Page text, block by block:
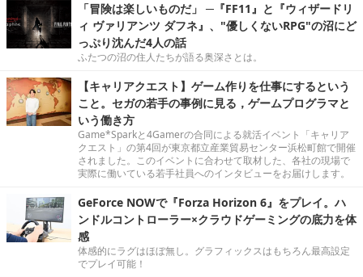
「冒険は楽しいものだ」 ─『FF11』と『ウィザードリ
ィ ヴァリアンツ ダフネ』、"優しくないRPG"の沼にど
っぷり沈んだ4人の話
ふたつの沼の住人たちが語る奥深さとは。
【キャリアクエスト】ゲーム作りを仕事にするという
こと。セガの若手の事例に見る，ゲームプログラマと
いう働き方
Game*Sparkと4Gamerの合同による就活イベント「キャリア
クエスト」の第4回が東京都立産業貿易センター浜松町館で開催
されました。このイベントに合わせて取材した、各社の現場で
実際に働いている若手社員へのインタビューをお届けします。
GeForce NOWで『Forza Horizon 6』をプレイ。ハ
ンドルコントローラー×クラウドゲーミングの底力を体
感
体感的にラグはほぼ無し。グラフィックスはもちろん最高設定
でプレイ可能！